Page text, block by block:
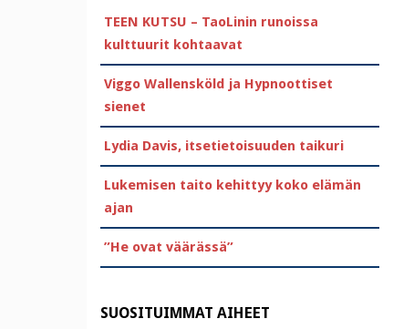
TEEN KUTSU – TaoLinin runoissa
kulttuurit kohtaavat
Viggo Wallensköld ja Hypnoottiset
sienet
Lydia Davis, itsetietoisuuden taikuri
Lukemisen taito kehittyy koko elämän
ajan
”He ovat väärässä”
SUOSITUIMMAT AIHEET